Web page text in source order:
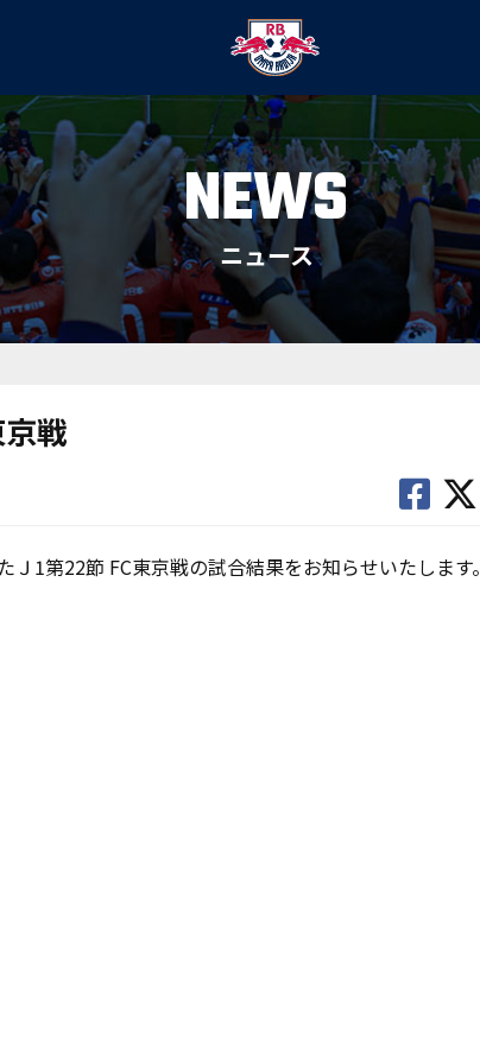
NEWS
ニュース
戦
1第22節 FC東京戦の試合結果をお知らせいたします。